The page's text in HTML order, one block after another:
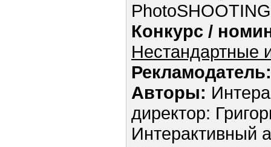
PhotoSHOOTING
Конкурс /
Нестандартные
Рекламодатель:
Авторы:
директор:
Интерактивный